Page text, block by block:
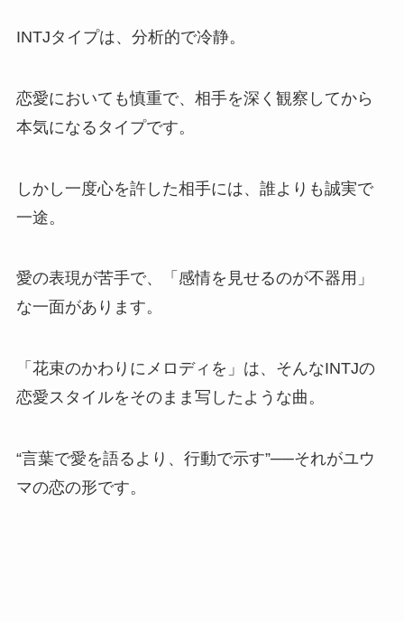
INTJタイプは、分析的で冷静。
恋愛においても慎重で、相手を深く観察してから
本気になるタイプです。
しかし一度心を許した相手には、誰よりも誠実で
一途。
愛の表現が苦手で、「感情を見せるのが不器用」
な一面があります。
「花束のかわりにメロディを」は、そんなINTJの
恋愛スタイルをそのまま写したような曲。
“言葉で愛を語るより、行動で示す”──それがユウ
マの恋の形です。